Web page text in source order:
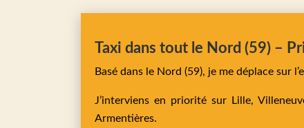
Taxi dans tout le Nord (59) –
Basé dans le Nord (59), je me déplace sur
J’interviens en priorité sur Lille,
Armentières.